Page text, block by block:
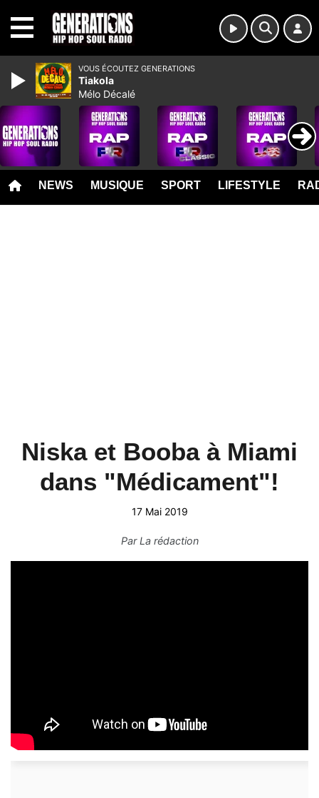
NEWS MUSIQUE SPORT LIFESTYLE
Niska et Booba à Miami
dans "Médicament"!
17 Mai 2019
ParLa rédaction
VOUS ÉCOUTEZ GENERATIONS
Tiakola
Mélo Décalé